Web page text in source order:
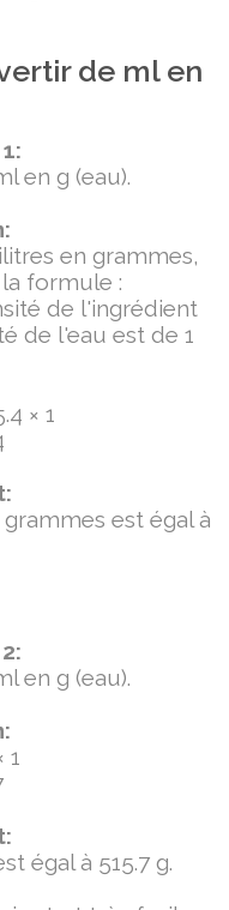
de ml en
en g (eau).
en grammes,
formule :
de l'ingrédient
de l'eau est de 1
× 1
est égal à
en g (eau).
1
égal à 515.7 g.